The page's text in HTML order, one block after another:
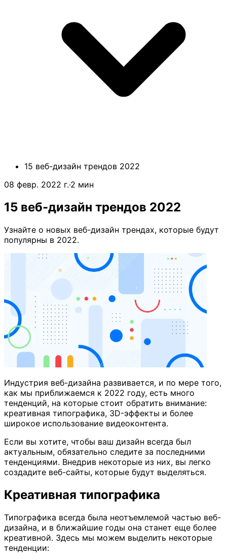
15 веб-дизайн трендов 2022
08 февр. 2022 г.·2 мин
15 веб-дизайн трендов 2022
Узнайте о новых веб-дизайн трендах, которые будут
популярны в 2022.
Индустрия веб-дизайна развивается, и по мере того,
как мы приближаемся к 2022 году, есть много
тенденций, на которые стоит обратить внимание:
креативная типографика, 3D-эффекты и более
широкое использование видеоконтента.
Если вы хотите, чтобы ваш дизайн всегда был
актуальным, обязательно следите за последними
тенденциями. Внедрив некоторые из них, вы легко
создадите веб-сайты, которые будут выделяться.
Креативная типографика
Типографика всегда была неотъемлемой частью веб-
дизайна, и в ближайшие годы она станет еще более
креативной. Здесь мы можем выделить некоторые
тенденции: